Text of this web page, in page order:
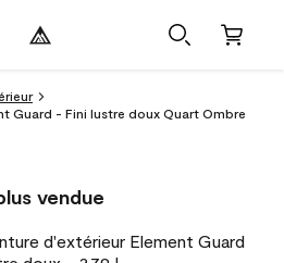
Guard - Fini lustre doux Quart Ombre
vendue